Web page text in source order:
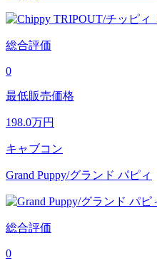
総合評価
0
最低販売価格
198.0万円
キャブコン
Grand Puppy/グランド パピィ
総合評価
0